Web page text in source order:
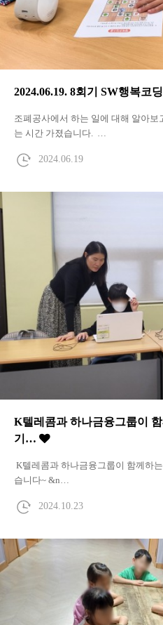
2024.06.19. 8회기 SW행복코
조폐공사에서 하는 일에 대해 알아
는 시간 가졌습니다. …
2024.06.19
K텔레콤과 하나금융그룹이
기…
K텔레콤과 하나금융그룹이 함께하
습니다~ &n…
2024.10.23